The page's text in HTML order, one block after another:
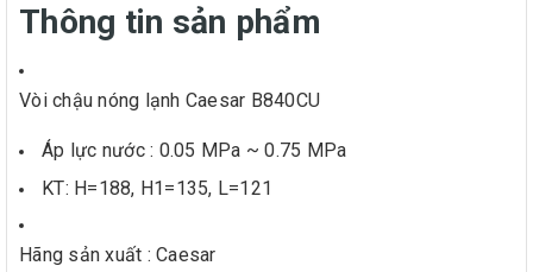
Thông tin sản phẩm
Vòi chậu nóng lạnh Caesar B840CU
Áp lực nước : 0.05 MPa ~ 0.75 MPa
KT: H=188, H1=135, L=121
Hãng sản xuất : Caesar